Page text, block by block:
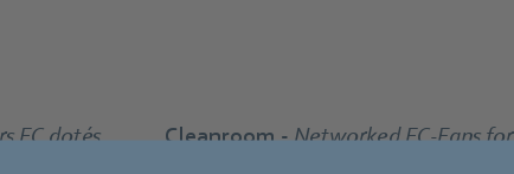
EC dotés
Cleanroom -Networked EC-Fans for